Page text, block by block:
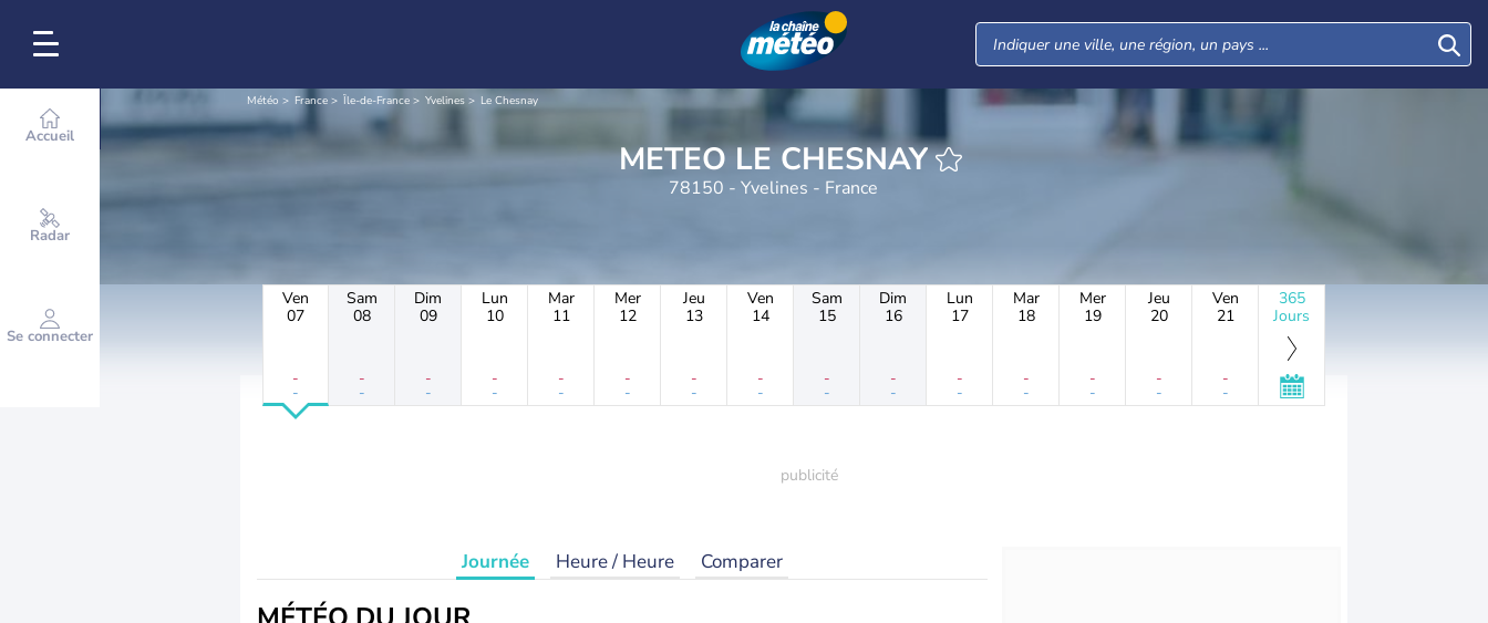
Accueil
Radar
Se connecter
Météo France Île-de-France Yvelines Le Chesnay
METEO LE CHESNAY
78150 - Yvelines - France
Ven
07
-
-
Sam
08
-
-
Dim
09
-
-
Lun
10
-
-
Mar
11
-
-
Mer
12
-
-
Jeu
13
-
-
Ven
14
-
-
Sam
15
-
-
Dim
16
-
-
Lun
17
-
-
Mar
18
-
-
Mer
19
-
-
Jeu
20
-
-
Ven
21
-
-
365
Jours
Journée Heure / Heure Comparer